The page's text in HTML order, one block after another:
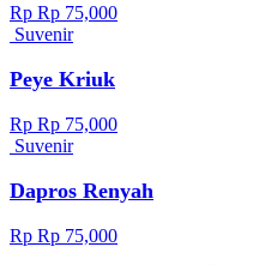
Rp Rp 75,000
Suvenir
Peye Kriuk
Rp Rp 75,000
Suvenir
Dapros Renyah
Rp Rp 75,000